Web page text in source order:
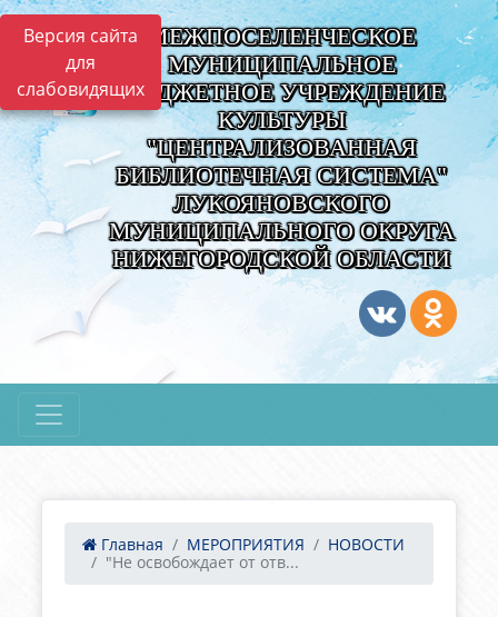
Версия сайта
для
слабовидящих
МЕЖПОСЕЛЕНЧЕСКОЕ
МУНИЦИПАЛЬНОЕ
БЮДЖЕТНОЕ УЧРЕЖДЕНИЕ
КУЛЬТУРЫ
"ЦЕНТРАЛИЗОВАННАЯ
БИБЛИОТЕЧНАЯ СИСТЕМА"
ЛУКОЯНОВСКОГО
МУНИЦИПАЛЬНОГО ОКРУГА
НИЖЕГОРОДСКОЙ ОБЛАСТИ
Главная МЕРОПРИЯТИЯ
НОВОСТИ
"Не освобождает от отв...